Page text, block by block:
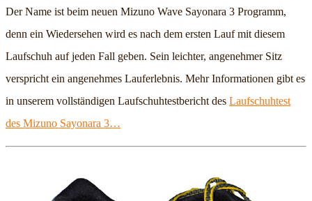
Der Name ist beim neuen Mizuno Wave Sayonara 3 Programm,
denn ein Wiedersehen wird es nach dem ersten Lauf mit diesem
Laufschuh auf jeden Fall geben. Sein leichter, angenehmer Sitz
verspricht ein angenehmes Lauferlebnis. Mehr Informationen gibt es
in unserem vollständigen Laufschuhtestbericht des Laufschuhtest
des Mizuno Sayonara 3…